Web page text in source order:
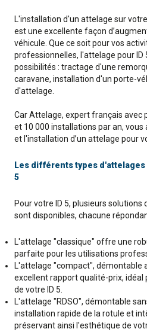
L'installation d'un attelage sur
est une excellente façon
véhicule. Que ce soit pour vos
professionnelles, l'attelage pour
possibilités : tractage d'une
caravane, installation d'un porte-
d'attelage.
Car Attelage, expert français avec
et 10 000 installations par an,
et l'installation d’un attelage pour
Les différents types
5
Pour votre ID 5, plusieurs
sont disponibles, chacune
L'attelage "classique" offre une
parfaite pour les utilisations
L'attelage "compact", démontable
excellent rapport qualité-prix, idéal
de votre ID 5.
L'attelage "RDSO", démontable
installation rapide de la rotule et
préservant ainsi l'esthétique de